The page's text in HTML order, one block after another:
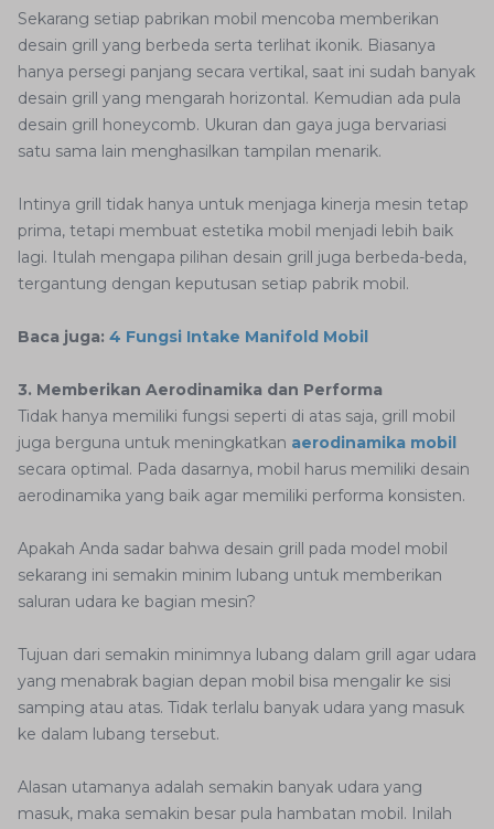
Sekarang setiap pabrikan mobil mencoba memberikan
desain grill yang berbeda serta terlihat ikonik. Biasanya
hanya persegi panjang secara vertikal, saat ini sudah banyak
desain grill yang mengarah horizontal. Kemudian ada pula
desain grill honeycomb. Ukuran dan gaya juga bervariasi
satu sama lain menghasilkan tampilan menarik.
Intinya grill tidak hanya untuk menjaga kinerja mesin tetap
prima, tetapi membuat estetika mobil menjadi lebih baik
lagi. Itulah mengapa pilihan desain grill juga berbeda-beda,
tergantung dengan keputusan setiap pabrik mobil.
Baca juga: 4 Fungsi Intake Manifold Mobil
3. Memberikan Aerodinamika dan Performa
Tidak hanya memiliki fungsi seperti di atas saja, grill mobil
juga berguna untuk meningkatkan aerodinamika mobil
secara optimal. Pada dasarnya, mobil harus memiliki desain
aerodinamika yang baik agar memiliki performa konsisten.
Apakah Anda sadar bahwa desain grill pada model mobil
sekarang ini semakin minim lubang untuk memberikan
saluran udara ke bagian mesin?
Tujuan dari semakin minimnya lubang dalam grill agar udara
yang menabrak bagian depan mobil bisa mengalir ke sisi
samping atau atas. Tidak terlalu banyak udara yang masuk
ke dalam lubang tersebut.
Alasan utamanya adalah semakin banyak udara yang
masuk, maka semakin besar pula hambatan mobil. Inilah